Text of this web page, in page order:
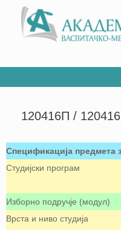
120416П /
Спецификација предмета
Студијски програм
Изборно подручје (модул)
Врста и ниво студија